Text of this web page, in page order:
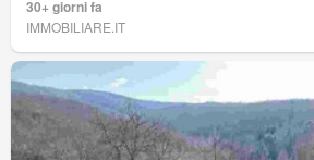
30+ giorni fa
IMMOBILIARE.IT